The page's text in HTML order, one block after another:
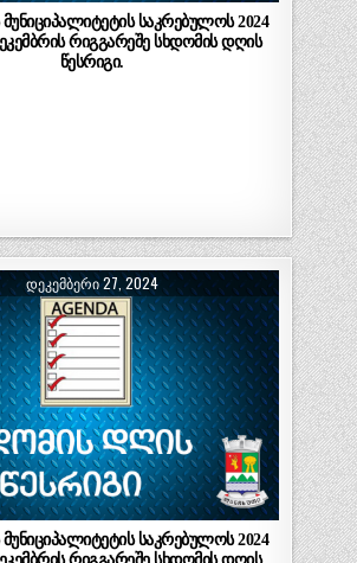
საკრებულოს 2024
რიგგარეშე სხდომის დღის
წესრიგი.
ᲓᲔᲙᲔᲛᲑᲔᲠᲘ 27, 2024
საკრებულოს 2024